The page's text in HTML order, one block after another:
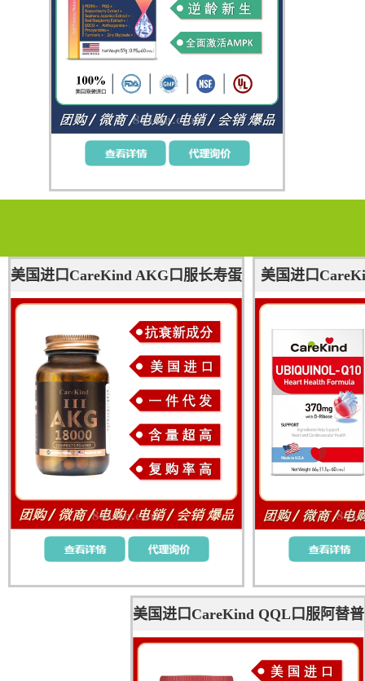
美国进口CareKind AKG口服长寿蛋
白补充NAD+抗氧化清除自由基延缓
衰老
美国进口
单粒350mg高
美国进口CareKind QQL口服阿替普
酶ATiP溶栓复合酶